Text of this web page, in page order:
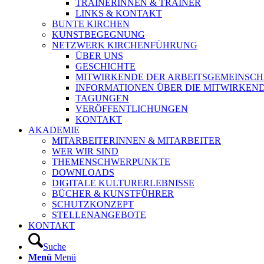
TRAINERINNEN & TRAINER
LINKS & KONTAKT
BUNTE KIRCHEN
KUNSTBEGEGNUNG
NETZWERK KIRCHENFÜHRUNG
ÜBER UNS
GESCHICHTE
MITWIRKENDE DER
INFORMATIONEN ÜBER DIE
TAGUNGEN
VERÖFFENTLICHUNGEN
KONTAKT
AKADEMIE
MITARBEITERINNEN & MITARBEITER
WER WIR SIND
THEMENSCHWERPUNKTE
DOWNLOADS
DIGITALE KULTURERLEBNISSE
BÜCHER & KUNSTFÜHRER
SCHUTZKONZEPT
STELLENANGEBOTE
KONTAKT
Suche
Menü Menü